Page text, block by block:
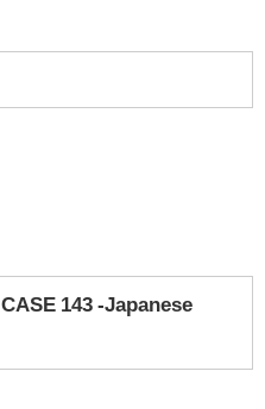
CASE 143 -Japanese